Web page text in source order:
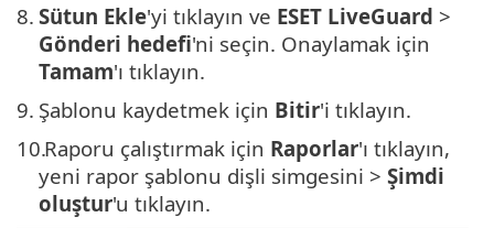
8. Sütun Ekle'yi tıklayın ve ESET LiveGuard >
Gönderi hedefi'ni seçin. Onaylamak için
Tamam'ı tıklayın.
9. Şablonu kaydetmek için Bitir'i tıklayın.
10.Raporu çalıştırmak için Raporlar'ı tıklayın,
yeni rapor şablonu dişli simgesini > Şimdi
oluştur'u tıklayın.